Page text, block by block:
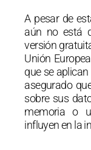
A pesar de
aún no está
versión
Unión
que se
asegurado
sobre sus
memoria o
influyen en la